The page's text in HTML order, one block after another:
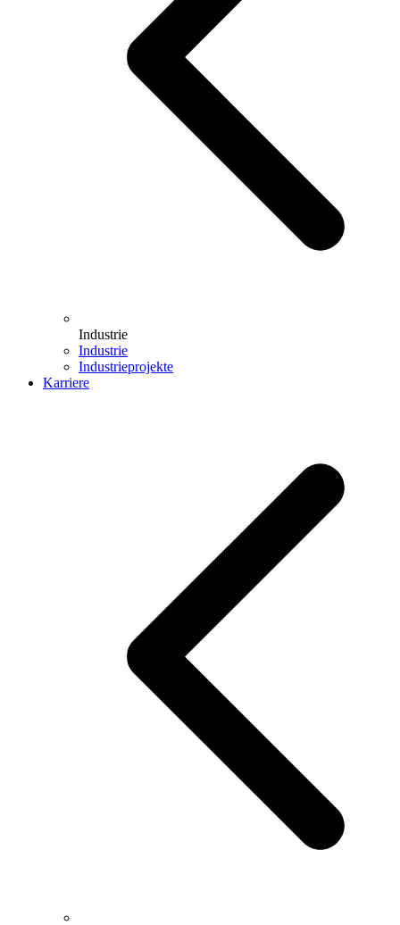
Industrie
Industrie
Industrieprojekte
Karriere